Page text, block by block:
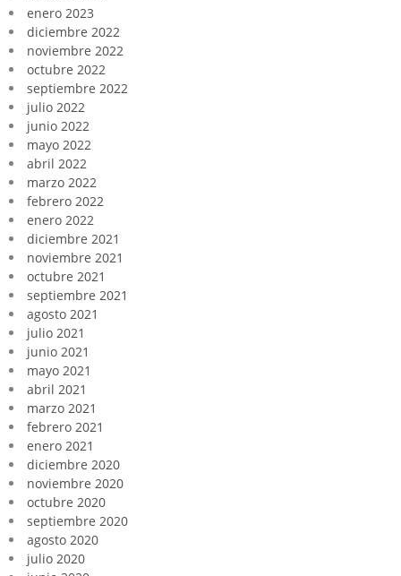
enero 2023
diciembre 2022
noviembre 2022
octubre 2022
septiembre 2022
julio 2022
junio 2022
mayo 2022
abril 2022
marzo 2022
febrero 2022
enero 2022
diciembre 2021
noviembre 2021
octubre 2021
septiembre 2021
agosto 2021
julio 2021
junio 2021
mayo 2021
abril 2021
marzo 2021
febrero 2021
enero 2021
diciembre 2020
noviembre 2020
octubre 2020
septiembre 2020
agosto 2020
julio 2020